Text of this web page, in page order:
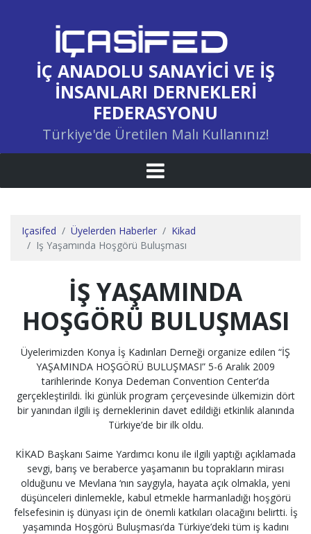
İÇ ANADOLU SANAYICI VE İŞ
İNSANLARI DERNEKLERI
FEDERASYONU
Türkiye'de Üretilen Malı Kullanınız!
Içasifed Üyelerden Haberler
Kikad
Iş Yaşamında Hoşgörü Buluşması
İŞ YAŞAMINDA
HOŞGÖRÜ BULUŞMASI
Üyelerimizden Konya İş Kadınları Derneği organize edilen “İŞ
YAŞAMINDA HOŞGÖRÜ BULUŞMASI” 5-6 Aralık 2009
tarihlerinde Konya Dedeman Convention Center’da
gerçekleştirildi. İki günlük program çerçevesinde ülkemizin dört
bir yanından ilgili iş derneklerinin davet edildiği etkinlik alanında
Türkiye’de bir ilk oldu.
KİKAD Başkanı Saime Yardımcı konu ile ilgili yaptığı açıklamada
sevgi, barış ve beraberce yaşamanın bu toprakların mirası
olduğunu ve Mevlana ‘nın saygıyla, hayata açık olmakla, yeni
düşünceleri dinlemekle, kabul etmekle harmanladığı hoşgörü
felsefesinin iş dünyası için de önemli katkıları olacağını belirtti. İş
yaşamında Hoşgörü Buluşması’da Türkiye’deki tüm iş kadını